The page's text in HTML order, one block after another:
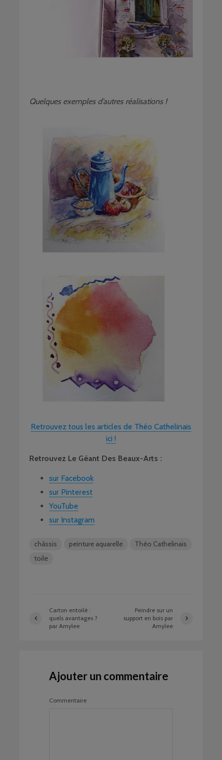
Quelques exemples d’autres réalisations !
Retrouvez tous les articles de Théo Cathelinais
ici !
Retrouvez Le Géant Des Beaux-Arts :
sur Facebook
sur Pinterest
YouTube
sur Instagram
châssis peinture aquarelle
Théo Cathelinais
toile
Carton entoilé :
quels avantages ?
par Amylee
Peindre sur un
support en bois par
Amylee
Ajouter un commentaire
Commentaire